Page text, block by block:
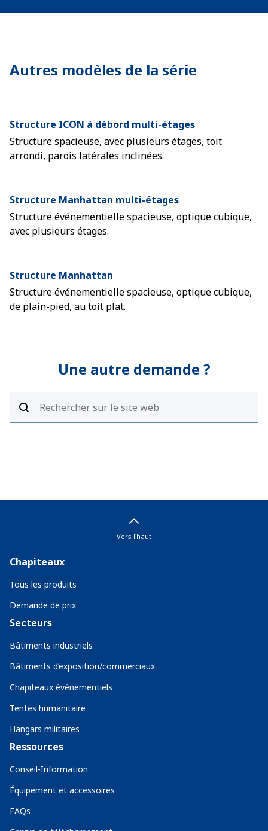
Autres modèles de la série
Structure ICON à débord multi-étages
Structure spacieuse, avec plusieurs étages, toit
arrondi, parois latérales inclinées.
Structure Manhattan multi-étages
Structure événementielle spacieuse, optique cubique,
avec plusieurs étages.
Structure Manhattan
Structure événementielle spacieuse, optique cubique,
de plain-pied, au toit plat.
Une autre demande ?
Vers l'haut
Chapiteaux
Tous les produits
Demande de prix
Secteurs
Bâtiments industriels
Bâtiments d’exposition/commerciaux
Chapiteaux événementiels
Tentes humanitaire
Hangars militaires
Ressources
Conseil-Information
Équipement et accessoires
FAQs